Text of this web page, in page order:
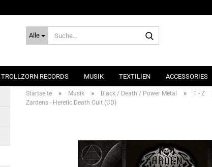
Alle
TROLLZORN RECORDS MUSIK TEXTILIEN ACCESSORIES
Startseite » Musik » Black / Death / Power Metal » T - Z
Zardens - Heretic Death Cult (CD)